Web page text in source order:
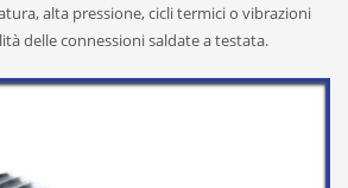
alta pressione, cicli termici o vibrazioni
delle connessioni saldate a testata.